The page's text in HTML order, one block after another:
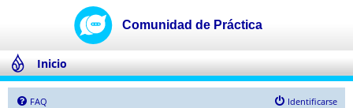
Inicio
FAQ
Identificarse